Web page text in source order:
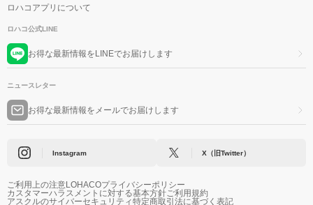
ロハコアプリについて
ロハコ公式LINE
お得な最新情報をLINEでお届けします
ニュースレター
お得な最新情報をメールでお届けします
Instagram X（旧Twitter）
ご利用上の注意LOHACOプライバシーポリシー
カスタマーハラスメントに対する基本方針ご利用規約
アスクルのサイバーセキュリティ特定商取引法に基づく表記